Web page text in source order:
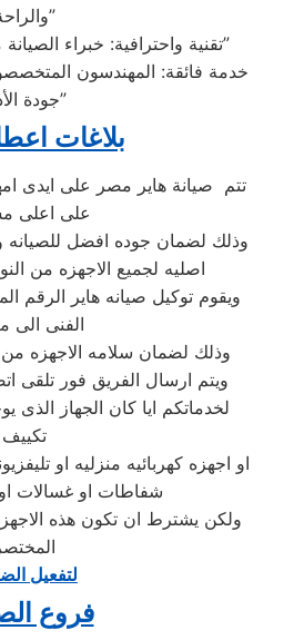
والراحة”
“تقنية واحترافية: خبراء الصيانة من هاير يوفرون الأفضل”
جودة الأداء”
بلاغات
تتم صيانة هاير مصر على ايدى
على اعلى
وذلك لضمان جوده افضل للصيانه
اصليه لجميع الاجهزه من
ويقوم توكيل صيانه هاير الرقم
الفنى الى
وذلك لضمان سلامه الاجهزه
ويتم ارسال الفريق فور تلقى
لخدماتكم ايا كان الجهاز الذى
تكييف
او اجهزه كهربائيه منزليه او
شفاطات او غسالات
ولكن يشترط ان تكون هذه
المختصر
لتفعيل
فروع